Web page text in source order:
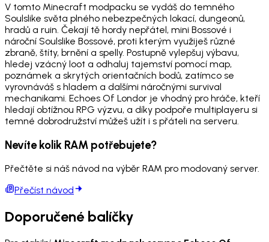
V tomto Minecraft modpacku se vydáš do temného
Soulslike světa plného nebezpečných lokací, dungeonů,
hradů a ruin. Čekají tě hordy nepřátel, mini Bossové i
nároční Soulslike Bossové, proti kterým využiješ různé
zbraně, štíty, brnění a spelly. Postupně vylepšuj výbavu,
hledej vzácný loot a odhaluj tajemství pomocí map,
poznámek a skrytých orientačních bodů, zatímco se
vyrovnáváš s hladem a dalšími náročnými survival
mechanikami. Echoes Of Londor je vhodný pro hráče, kteří
hledají obtížnou RPG výzvu, a díky podpoře multiplayeru si
temné dobrodružství můžeš užít i s přáteli na serveru.
Nevíte kolik RAM potřebujete?
Přečtěte si náš návod na výběr RAM pro modovaný server.
Přečíst návod
Doporučené balíčky